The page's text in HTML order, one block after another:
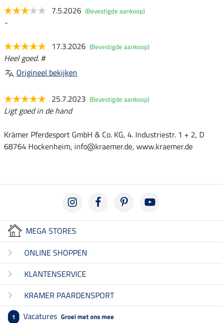
7.5.2026 (Bevestigde aankoop)
-
17.3.2026 (Bevestigde aankoop)
Heel goed. #
Origineel bekijken
25.7.2023 (Bevestigde aankoop)
Ligt goed in de hand
Krämer Pferdesport GmbH & Co. KG, 4. Industriestr. 1 + 2, D
68764 Hockenheim, info@kraemer.de, www.kraemer.de
MEGA STORES
ONLINE SHOPPEN
KLANTENSERVICE
KRAMER PAARDENSPORT
1 Vacatures Groei met ons mee